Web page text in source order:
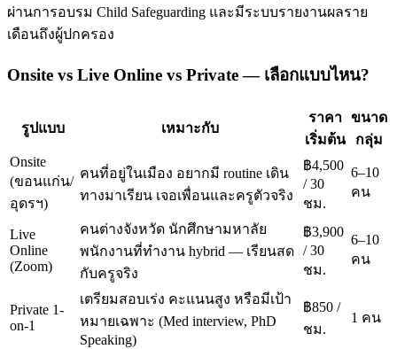
ผ่านการอบรม Child Safeguarding และมีระบบรายงานผลราย
เดือนถึงผู้ปกครอง
Onsite vs Live Online vs Private — เลือกแบบไหน?
รูปแบบ เหมาะกับ
ราคา
เริ่มต้น
ขนาด
กลุ่ม
Onsite
(ขอนแก่น/
อุดรฯ)
คนที่อยู่ในเมือง อยากมี routine เดิน
ทางมาเรียน เจอเพื่อนและครูตัวจริง
฿4,500
/ 30
ชม.
6–10
คน
Live
Online
(Zoom)
คนต่างจังหวัด นักศึกษามหาลัย
พนักงานที่ทำงาน hybrid — เรียนสด
กับครูจริง
฿3,900
/ 30
ชม.
6–10
คน
Private 1-
on-1
เตรียมสอบเร่ง คะแนนสูง หรือมีเป้า
หมายเฉพาะ (Med interview, PhD
Speaking)
฿850 /
ชม.
1 คน